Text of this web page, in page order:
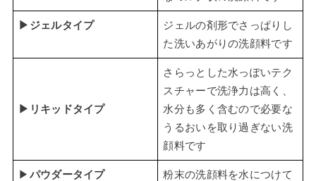
▶ジェルタイプ
ジェルの剤形でさっぱりし
た洗いあがりの洗顔料です
▶リキッドタイプ
さらっとした水っぽいテク
スチャーで洗浄力は高く、
水分も多く含むので必要な
うるおいを取り過ぎない洗
顔料です
▶ パウダータイプ
粉末の洗顔料を水につけて